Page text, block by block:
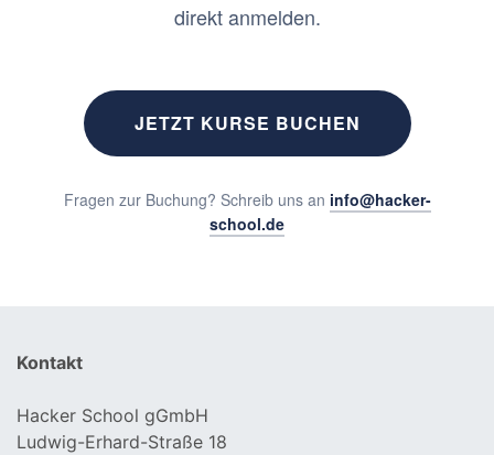
direkt anmelden.
JETZT KURSE BUCHEN
Fragen zur Buchung? Schreib uns an info@hacker-
school.de
Kontakt
Hacker School gGmbH
Ludwig-Erhard-Straße 18